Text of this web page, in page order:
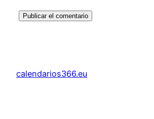
calendarios366.eu